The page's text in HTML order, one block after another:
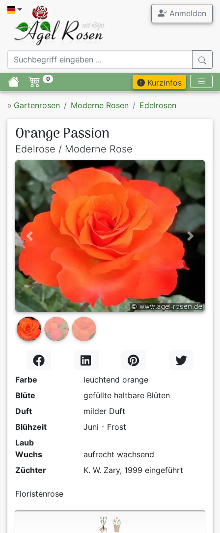
Anmelden
0 Kurzinfos
» Gartenrosen Moderne Rosen Edelrosen
Orange Passion
Edelrose / Moderne Rose
Previous Next
Farbe
leuchtend orange
Blüte
gefüllte haltbare Blüten
Duft
milder Duft
Blühzeit
Juni - Frost
Laub
Wuchs
aufrecht wachsend
Züchter
K. W. Zary, 1999 eingeführt
Floristenrose